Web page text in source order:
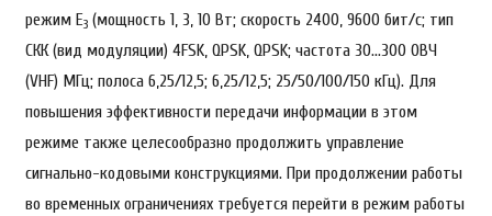
режим E3(мощность 1, 3, 10 Вт; скорость 2400, 9600 бит/с; тип
СКК (вид модуляции) 4FSK, QPSK, QPSK; частота 30…300 ОВЧ
(VHF) МГц; полоса 6,25/12,5; 6,25/12,5; 25/50/100/150 кГц). Для
повышения эффективности передачи информации в этом
режиме также целесообразно продолжить управление
сигнально-кодовыми конструкциями. При продолжении работы
во временных ограничениях требуется перейти в режим работы